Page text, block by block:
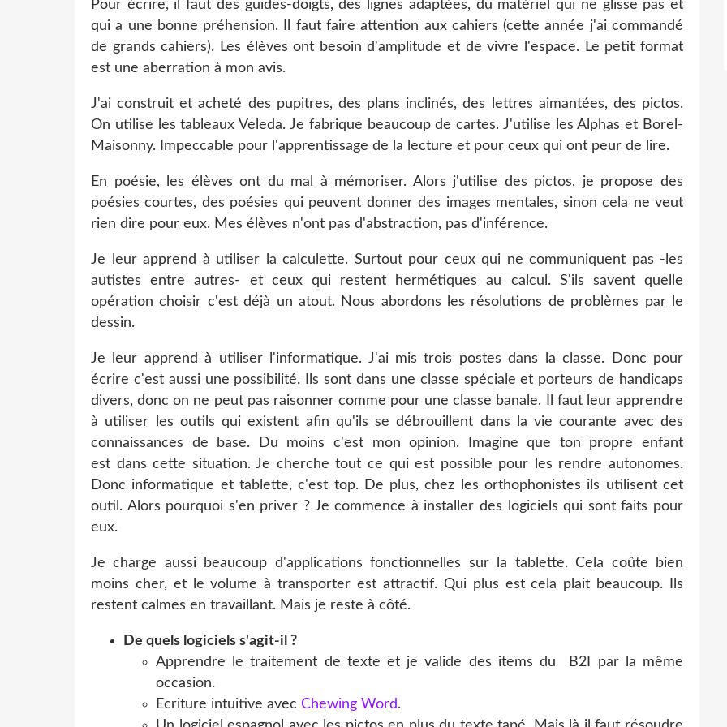
Pour écrire, il faut des guides-doigts, des lignes adaptées, du matériel qui ne glisse pas et
qui a une bonne préhension. Il faut faire attention aux cahiers (cette année j'ai commandé
de grands cahiers). Les élèves ont besoin d'amplitude et de vivre l'espace. Le petit format
est une aberration à mon avis.
J'ai construit et acheté des pupitres, des plans inclinés, des lettres aimantées, des pictos.
On utilise les tableaux Veleda. Je fabrique beaucoup de cartes. J'utilise les Alphas et Borel-
Maisonny. Impeccable pour l'apprentissage de la lecture et pour ceux qui ont peur de lire.
En poésie, les élèves ont du mal à mémoriser. Alors j'utilise des pictos, je propose des
poésies courtes, des poésies qui peuvent donner des images mentales, sinon cela ne veut
rien dire pour eux. Mes élèves n'ont pas d'abstraction, pas d'inférence.
Je leur apprend à utiliser la calculette. Surtout pour ceux qui ne communiquent pas -les
autistes entre autres- et ceux qui restent hermétiques au calcul. S'ils savent quelle
opération choisir c'est déjà un atout. Nous abordons les résolutions de problèmes par le
dessin.
Je leur apprend à utiliser l'informatique. J'ai mis trois postes dans la classe. Donc pour
écrire c'est aussi une possibilité. Ils sont dans une classe spéciale et porteurs de handicaps
divers, donc on ne peut pas raisonner comme pour une classe banale. Il faut leur apprendre
à utiliser les outils qui existent afin qu'ils se débrouillent dans la vie courante avec des
connaissances de base. Du moins c'est mon opinion. Imagine que ton propre enfant
est dans cette situation. Je cherche tout ce qui est possible pour les rendre autonomes.
Donc informatique et tablette, c'est top. De plus, chez les orthophonistes ils utilisent cet
outil. Alors pourquoi s'en priver ? Je commence à installer des logiciels qui sont faits pour
eux.
Je charge aussi beaucoup d'applications fonctionnelles sur la tablette. Cela coûte bien
moins cher, et le volume à transporter est attractif. Qui plus est cela plait beaucoup. Ils
restent calmes en travaillant. Mais je reste à côté.
De quels logiciels s'agit-il ?
Apprendre le traitement de texte et je valide des items du B2I par la même
occasion.
Ecriture intuitive avec Chewing Word.